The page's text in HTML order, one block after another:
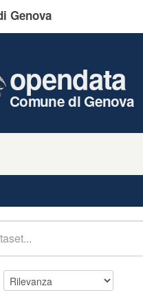
Genova
opendata
Comune di Genova